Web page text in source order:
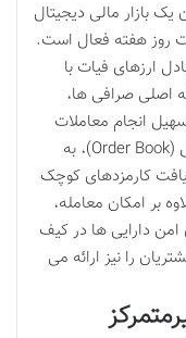
بازار مالی دیجیتال
۲۴ ساعته و هفت روز هفته فعال است.
ارزهای فیات با
اصلی صرافی ها،
انجام معاملات
است. آنها با ایجاد یک سیستم دفتر سفارش (Order Book)، به
کارمزدهای کوچک
بر امکان معامله،
دارایی ها در کیف
را نیز ارائه می